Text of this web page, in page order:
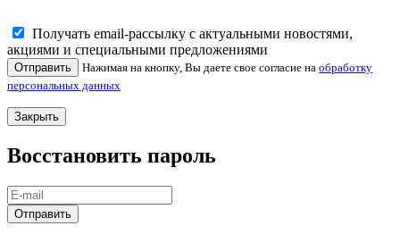
Получать email-рассылку с актуальными новостями,
акциями и специальными предложениями
Отправить Нажимая на кнопку, Вы даете свое согласие на обработку
персональных данных
Закрыть
Восстановить пароль
Отправить